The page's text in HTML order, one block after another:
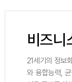
비즈니
21세기의 정보
와 융합능력,